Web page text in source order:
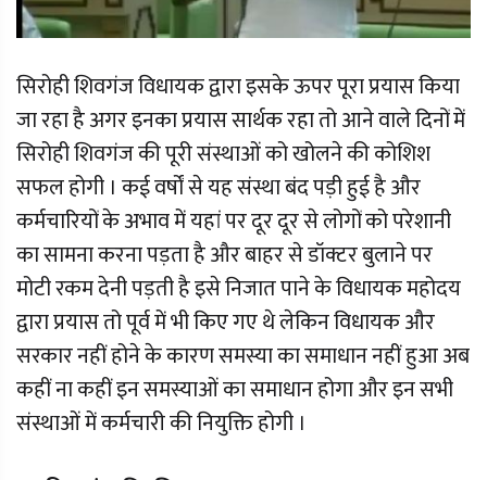
सिरोही शिवगंज विधायक द्वारा इसके ऊपर पूरा प्रयास किया
जा रहा है अगर इनका प्रयास सार्थक रहा तो आने वाले दिनों में
सिरोही शिवगंज की पूरी संस्थाओं को खोलने की कोशिश
सफल होगी । कई वर्षों से यह संस्था बंद पड़ी हुई है और
कर्मचारियों के अभाव में यहां पर दूर दूर से लोगों को परेशानी
का सामना करना पड़ता है और बाहर से डॉक्टर बुलाने पर
मोटी रकम देनी पड़ती है इसे निजात पाने के विधायक महोदय
द्वारा प्रयास तो पूर्व में भी किए गए थे लेकिन विधायक और
सरकार नहीं होने के कारण समस्या का समाधान नहीं हुआ अब
कहीं ना कहीं इन समस्याओं का समाधान होगा और इन सभी
संस्थाओं में कर्मचारी की नियुक्ति होगी ।